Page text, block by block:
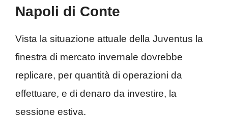
Napoli di Conte
Vista la situazione attuale della Juventus la
finestra di mercato invernale dovrebbe
replicare, per quantità di operazioni da
effettuare, e di denaro da investire, la
sessione estiva.